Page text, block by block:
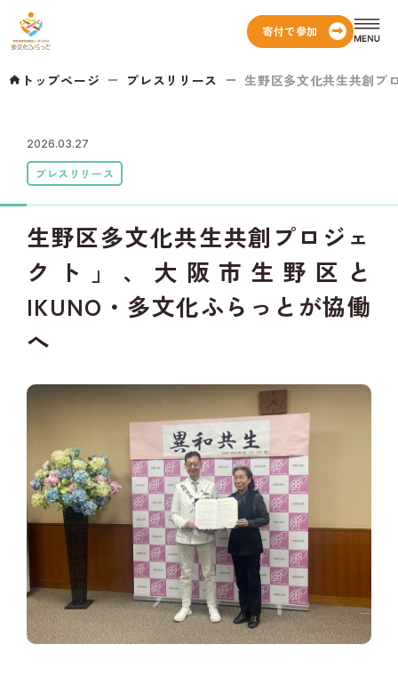
寄付で参加
トップページ プレスリリース 生野区多文化共生共創プ
2026.03.27
プレスリリース
生野区多文化共生共創プロジェ
クト」、大阪市生野区と
IKUNO・多文化ふらっとが協働
へ